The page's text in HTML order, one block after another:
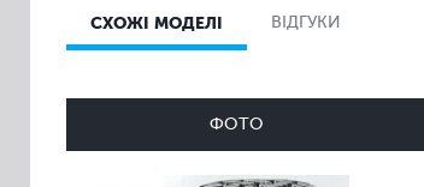
СХОЖІ МОДЕЛІ ВІДГУКИ
ФОТО